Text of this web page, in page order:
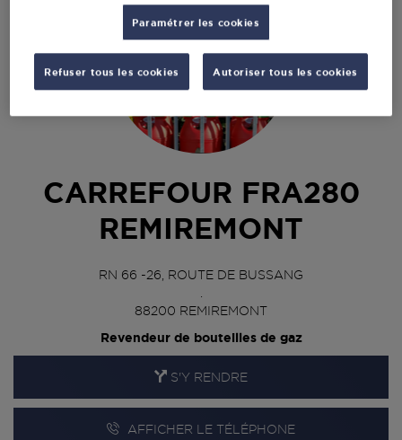
CARREFOUR FRA280
REMIREMONT
RN 66 -26, ROUTE DE BUSSANG
88200 REMIREMONT
Revendeur de bouteilles de gaz
S'Y RENDRE
AFFICHER LE TÉLÉPHONE
Paramétrer les cookies
Refuser tous les cookies Autoriser tous les cookies